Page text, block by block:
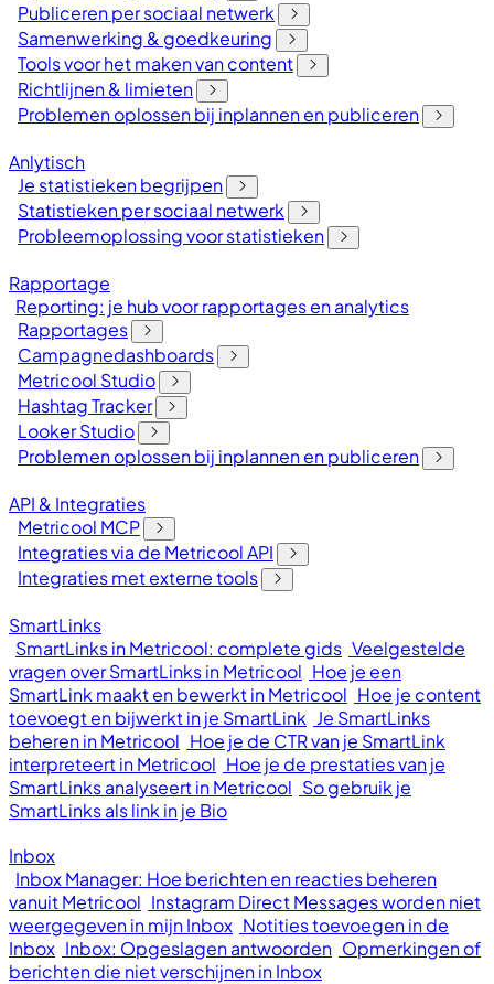
Publiceren per sociaal netwerk
Samenwerking & goedkeuring
Tools voor het maken van content
Richtlijnen & limieten
Problemen oplossen bij inplannen en publiceren
Anlytisch
Je statistieken begrijpen
Statistieken per sociaal netwerk
Probleemoplossing voor statistieken
Rapportage
Reporting: je hub voor rapportages en analytics
Rapportages
Campagnedashboards
Metricool Studio
Hashtag Tracker
Looker Studio
Problemen oplossen bij inplannen en publiceren
API & Integraties
Metricool MCP
Integraties via de Metricool API
Integraties met externe tools
SmartLinks
SmartLinks in Metricool: complete gids Veelgestelde
vragen over SmartLinks in Metricool Hoe je een
SmartLink maakt en bewerkt in Metricool Hoe je content
toevoegt en bijwerkt in je SmartLink Je SmartLinks
beheren in Metricool Hoe je de CTR van je SmartLink
interpreteert in Metricool Hoe je de prestaties van je
SmartLinks analyseert in Metricool So gebruik je
SmartLinks als link in je Bio
Inbox
Inbox Manager: Hoe berichten en reacties beheren
vanuit Metricool Instagram Direct Messages worden niet
weergegeven in mijn Inbox Notities toevoegen in de
Inbox Inbox: Opgeslagen antwoorden Opmerkingen of
berichten die niet verschijnen in Inbox